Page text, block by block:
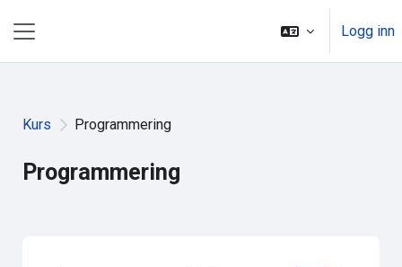
Logg inn
Kurs Programmering
Programmering